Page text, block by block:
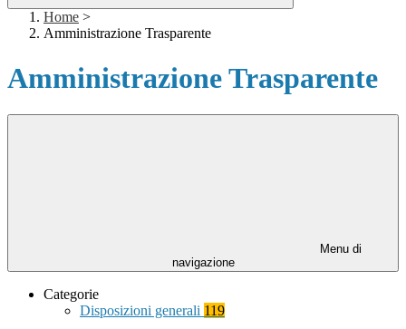
Home >
Amministrazione Trasparente
Amministrazione Trasparente
Menu di
navigazione
Categorie
Disposizioni generali 119